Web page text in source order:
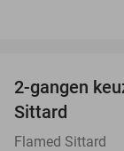
2-gangen
Sittard
Flamed Sittard